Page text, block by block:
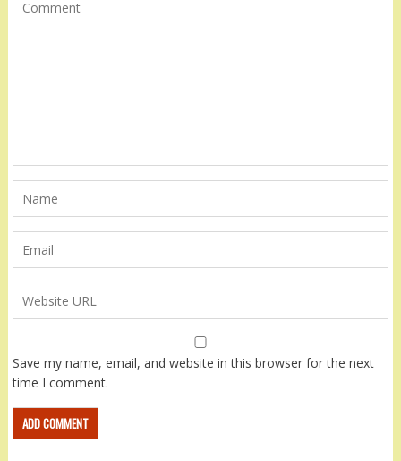
Save my name, email, and website in this browser for the next
time I comment.